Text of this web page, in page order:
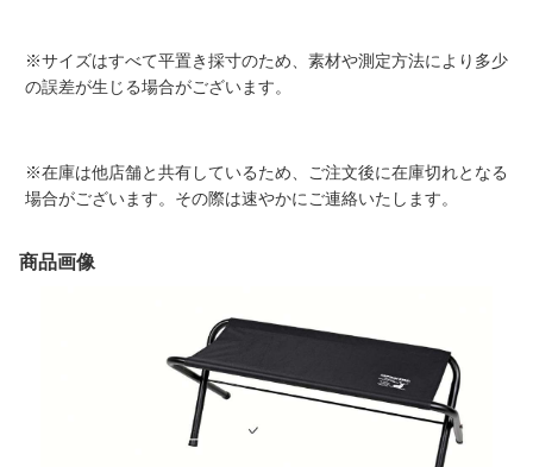
※サイズはすべて平置き採寸のため、素材や測定方法により多少
の誤差が生じる場合がございます。
※在庫は他店舗と共有しているため、ご注文後に在庫切れとなる
場合がございます。その際は速やかにご連絡いたします。
商品画像